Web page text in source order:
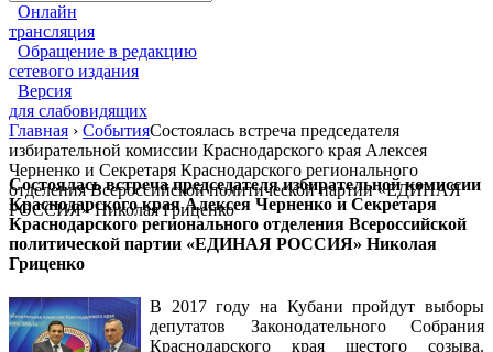
Онлайн
трансляция
Обращение в редакцию
сетевого издания
Версия
для слабовидящих
Главная › СобытияСостоялась встреча председателя
избирательной комиссии Краснодарского края Алексея
Черненко и Секретаря Краснодарского регионального
отделения Всероссийской политической партии «ЕДИНАЯ
РОССИЯ» Николая Гриценко
Состоялась встреча председателя избирательной комиссии
Краснодарского края Алексея Черненко и Секретаря
Краснодарского регионального отделения Всероссийской
политической партии «ЕДИНАЯ РОССИЯ» Николая
Гриценко
В 2017 году на Кубани пройдут выборы
депутатов Законодательного Собрания
Краснодарского края шестого созыва.